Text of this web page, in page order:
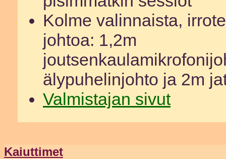
Kolme valinnaista,
johtoa: 1,2m
älypuhelinjohto ja 2m
Valmistajan sivut
Kaiuttimet